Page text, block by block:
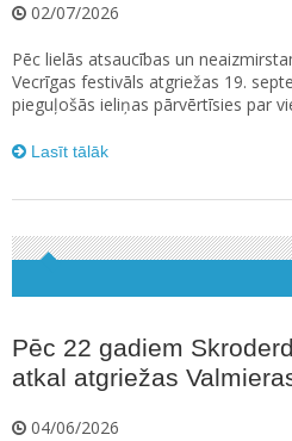
02/07/2026
Pēc lielās atsaucības un
Vecrīgas festivāls atgriežas 19.
pieguļošās ieliņas pārvērtīsies par
Lasīt tālāk
Pēc 22 gadiem
atkal atgriežas
04/06/2026